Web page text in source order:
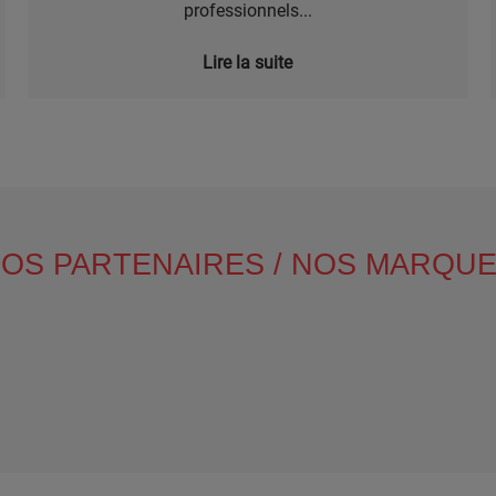
professionnels...
Lire la suite
PARTENAIRES / NOS